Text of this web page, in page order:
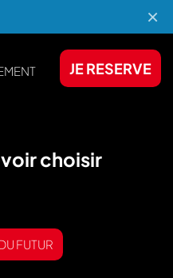
JE RESERVE
choisir
FUTUR
×